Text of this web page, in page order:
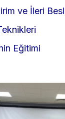
ve İleri
Eğitimi